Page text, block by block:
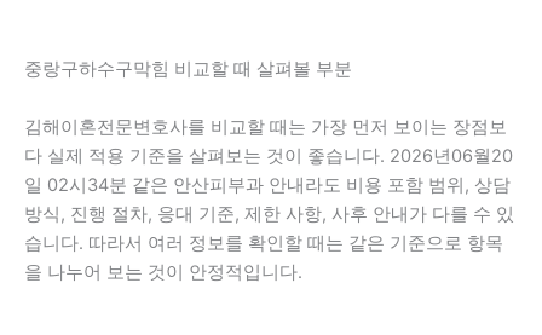
중랑구하수구막힘 비교할 때 살펴볼 부분
김해이혼전문변호사를 비교할 때는 가장 먼저 보이는 장점보
다 실제 적용 기준을 살펴보는 것이 좋습니다. 2026년06월20
일 02시34분 같은 안산피부과 안내라도 비용 포함 범위, 상담
방식, 진행 절차, 응대 기준, 제한 사항, 사후 안내가 다를 수 있
습니다. 따라서 여러 정보를 확인할 때는 같은 기준으로 항목
을 나누어 보는 것이 안정적입니다.